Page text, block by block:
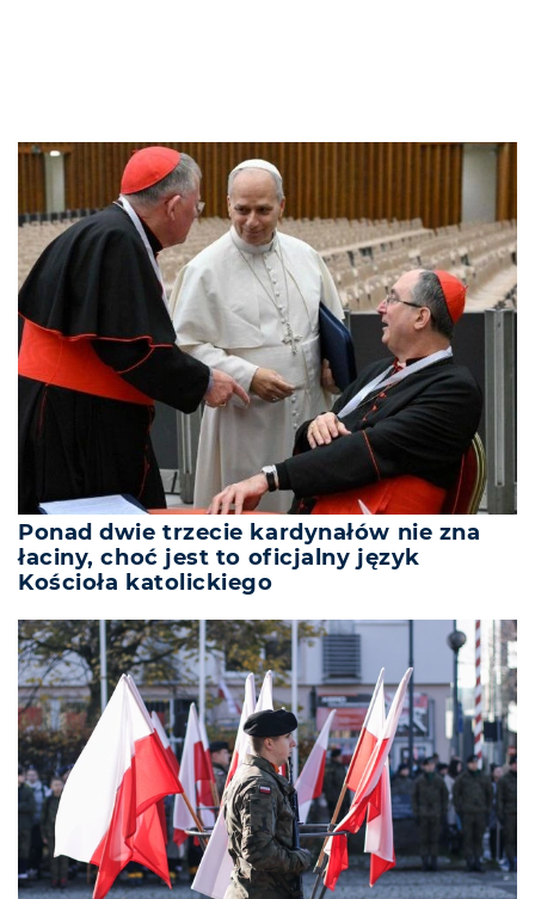
Ponad dwie trzecie kardynałów nie zna
łaciny, choć jest to oficjalny język
Kościoła katolickiego